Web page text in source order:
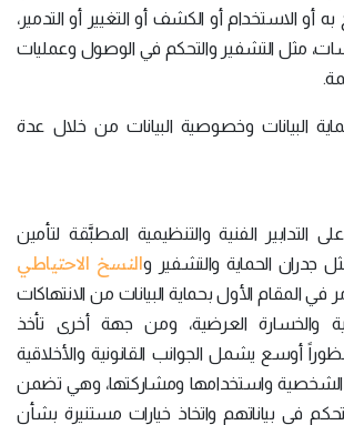
أو الاستخدام أو الكشف أو التغيير أو التدمير،
مثل التشفير والتحكم في الوصول وعمليات
البيانات وخصوصية البيانات من خلال عدة
التدابير الفنية والتنظيمية المطبَّقة لتأمين
جدران الحماية والتشفير والنسخ الاحتياطي
في المقام الأول بحماية البيانات من الانتهاكات
والخسارة العرضية، ومن جهة أخرى تأخذ
أوسع يشمل الجوانب القانونية والأخلاقية
الشخصية واستخدامها ومشاركتها، وهي تضمن
في بياناتهم واتخاذ خيارات مستنيرة بشأن